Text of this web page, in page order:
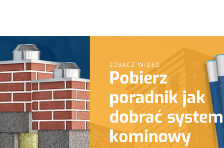
ZOBACZ WIDEO
Pobierz
poradnik jak
dobrać system
kominowy